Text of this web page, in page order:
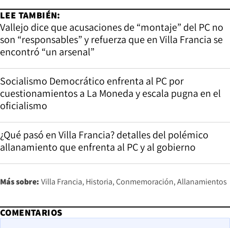
LEE TAMBIÉN:
Vallejo dice que acusaciones de “montaje” del PC no
son “responsables” y refuerza que en Villa Francia se
encontró “un arsenal”
Socialismo Democrático enfrenta al PC por
cuestionamientos a La Moneda y escala pugna en el
oficialismo
¿Qué pasó en Villa Francia? detalles del polémico
allanamiento que enfrenta al PC y al gobierno
Más sobre: Villa Francia Historia Conmemoración Allanamientos
COMENTARIOS